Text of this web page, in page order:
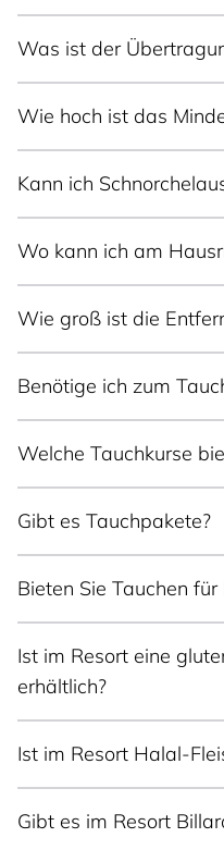
Was ist der
Wie hoch ist das
Kann ich
Wo kann ich am
Wie groß ist die
Benötige ich zum
Welche Tauchkurse
Gibt es Tauchpakete?
Bieten Sie Tauchen für
Ist im Resort eine
erhältlich?
Ist im Resort Halal-
Gibt es im Resort